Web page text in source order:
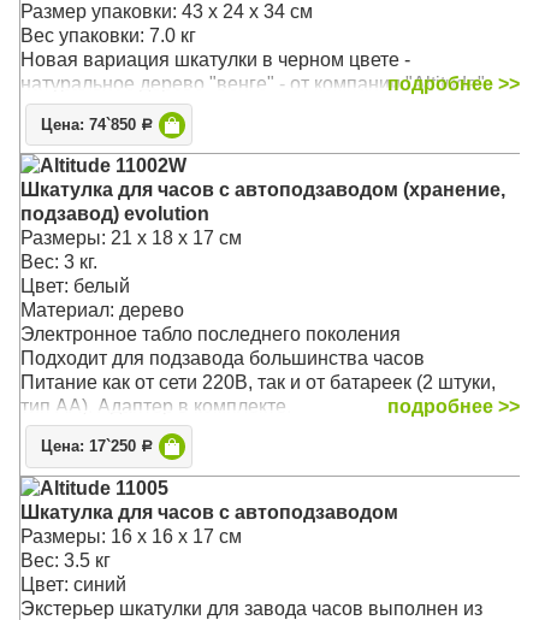
Размер упаковки: 43 х 24 х 34 см
Вес упаковки: 7.0 кг
Новая вариация шкатулки в черном цвете -
натуральное дерево "венге" - от компании "Altitude"
подчеркивает Вашу индивидуальность.
Легкий доступ к часам, вместительный отсек для
хранения.
Удобные держатели с функцией выдвижения под
браслет.
Бесшумная работа
Подзавод всех (99%) часов любой сложности!
Питание от сети 220В
Стильный лаконичный дизайн
подробнее >>
Цена: 74`850 Р
Altitude 11002W
Шкатулка для часов с автоподзаводом (хранение,
подзавод) evolution
Размеры: 21 х 18 х 17 см
Вес: 3 кг.
Цвет: белый
Материал: дерево
Электронное табло последнего поколения
Подходит для подзавода большинства часов
Питание как от сети 220В, так и от батареек (2 штуки,
тип АА). Адаптер в комплекте.
Возможность выбора пользовательского режима и
регулировка количества оборотов
Основной режим - 1800 оборотов в сутки.
Подушечка и держатель - универсальные, размер
регулируется под конкретные часы.
подробнее >>
Цена: 17`250 Р
Altitude 11005
Шкатулка для часов с автоподзаводом
Размеры: 16 х 16 х 17 см
Вес: 3.5 кг
Цвет: синий
Экстерьер шкатулки для завода часов выполнен из